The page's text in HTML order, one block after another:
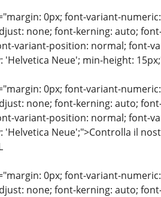
0px; font-variant-
none; font-kerning: auto;
variant-position: normal; font-
Neue'; min-height:
0px; font-variant-
none; font-kerning: auto;
variant-position: normal; font-
'Helvetica Neue';">Controlla il
0px; font-variant-
none; font-kerning: auto;